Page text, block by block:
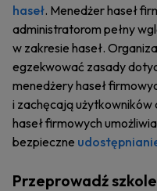
haseł. Menedżer haseł
administratorom pełny
w zakresie haseł.
egzekwować zasady
menedżery haseł
i zachęcają użytkowników
haseł firmowych
bezpieczne
Przeprowadź